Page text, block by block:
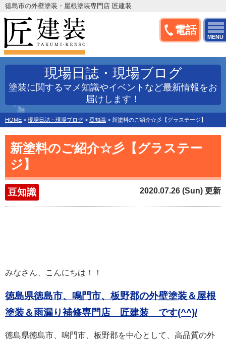
電話
MENU
徳島市の外壁塗装・屋根塗装専門店 匠建装
現場日誌・現場ブログ
塗装に関するマメ知識やイベントなど最新情報をお
届けします！
HOME > 現場日誌・現場ブログ > 豆知識 > 新塗料のご紹介☆彡【グラステージ】
新塗料のご紹介☆彡【グラステー
ジ】
豆知識 2020.07.26 (Sun) 更新
みなさん、こんにちは！！
徳島県徳島市、鳴門市、板野郡の外壁塗装＆屋根
塗装＆雨漏り補修専門店 匠建装 です(^^)/
徳島県徳島市、鳴門市、板野郡を中心として、高品質の外